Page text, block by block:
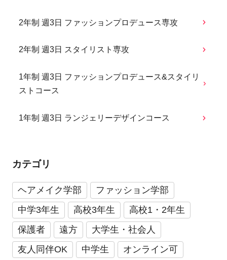
2年制 週3日 ファッションプロデュース専攻
2年制 週3日 スタイリスト専攻
1年制 週3日 ファッションプロデュース&スタイリ
ストコース
1年制 週3日 ランジェリーデザインコース
カテゴリ
ヘアメイク学部
ファッション学部
中学3年生
高校3年生
高校1・2年生
保護者
遠方
大学生・社会人
友人同伴OK
中学生 オンライン可